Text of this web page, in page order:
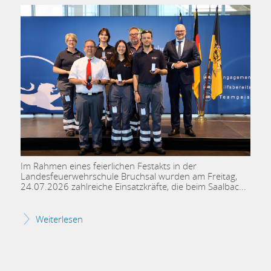
Im Rahmen eines feierlichen Festakts in der
Landesfeuerwehrschule Bruchsal wurden am Freitag,
24.07.2026 zahlreiche Einsatzkräfte, die beim Saalbac
Weiterlesen